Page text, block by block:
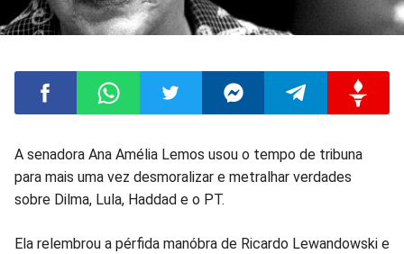
Compartilhar
no
Facebook
Compartilhar
no
Whatsapp
Compartilhar
no
Twitter
Compartilhar
no
Messenger
Compartilhar
TelegramGettr
A senadora Ana Amélia Lemos usou o tempo de tribuna
para mais uma vez desmoralizar e metralhar verdades
sobre Dilma, Lula, Haddad e o PT.
Ela relembrou a pérfida manóbra de Ricardo Lewandowski e